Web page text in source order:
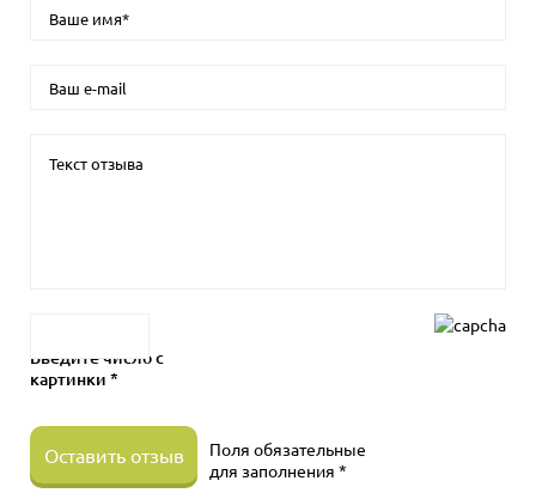
Введите число с
картинки *
Оставить отзыв
Поля обязательные
для заполнения *